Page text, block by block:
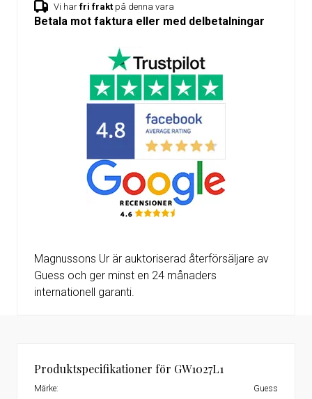
Vi har fri frakt på denna vara
Betala mot faktura eller med delbetalningar
Magnussons Ur är auktoriserad återförsäljare av
Guess och ger minst en 24 månaders
internationell garanti.
Produktspecifikationer för GW1027L1
Märke: Guess